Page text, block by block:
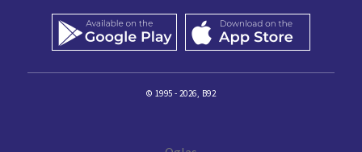
© 1995 - 2026, B92